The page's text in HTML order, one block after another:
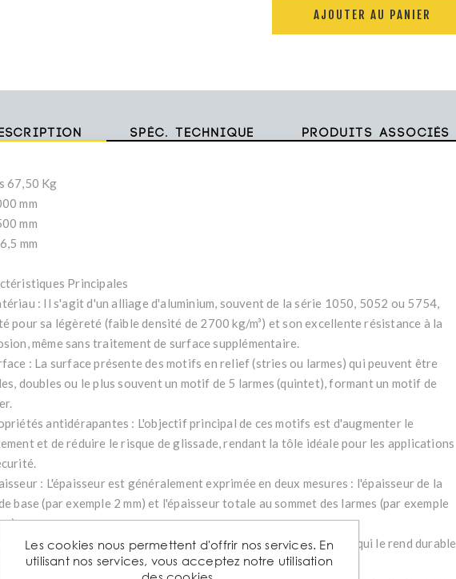
AJOUTER AU PANIER
Spéc. technique Produits associés
67,50 Kg
mm
mm
mm
Principales
: Il s'agit d'un alliage d'aluminium, souvent de la série 1050, 5052 ou 5754,
pour sa légèreté (faible densité de 2700 kg/m³) et son excellente résistance à la
même sans traitement de surface supplémentaire.
: La surface présente des motifs en relief (stries ou larmes) qui peuvent être
doubles ou le plus souvent un motif de 5 larmes (quintet), formant un motif de
antidérapantes : L'objectif principal de ces motifs est d'augmenter le
et de réduire le risque de glissade, rendant la tôle idéale pour les applications
: L'épaisseur est généralement exprimée en deux mesures : l'épaisseur de la
base (par exemple 2 mm) et l'épaisseur totale au sommet des larmes (par exemple
: L'aluminium est un matériau robuste qui ne rouille pas, ce qui le rend durable
comme en extérieur.
Les cookies nous permettent d'offrir nos services. En
utilisant nos services, vous acceptez notre utilisation